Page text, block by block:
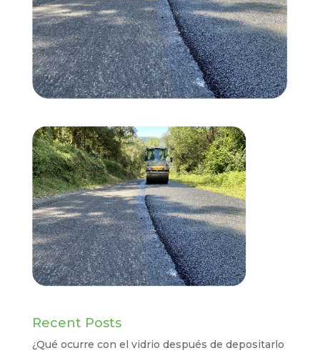
Recent Posts
¿Qué ocurre con el vidrio después de depositarlo